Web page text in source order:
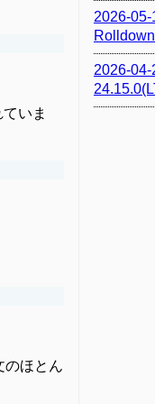
いま
のほとん
2026-05-
2026-